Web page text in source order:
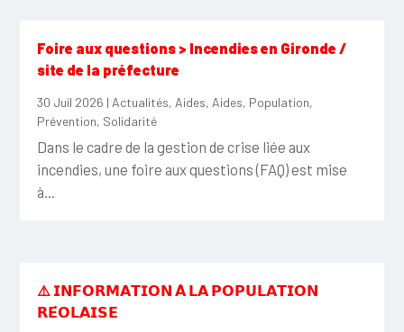
Foire aux questions > Incendies en Gironde /
site de la préfecture
30 Juil 2026 | Actualités, Aides, Aides, Population,
Prévention, Solidarité
Dans le cadre de la gestion de crise liée aux
incendies, une foire aux questions (FAQ) est mise
à...
⚠️ 𝗜𝗡𝗙𝗢𝗥𝗠𝗔𝗧𝗜𝗢𝗡 𝗔̀ 𝗟𝗔 𝗣𝗢𝗣𝗨𝗟𝗔𝗧𝗜𝗢𝗡
𝗥𝗘́𝗢𝗟𝗔𝗜𝗦𝗘